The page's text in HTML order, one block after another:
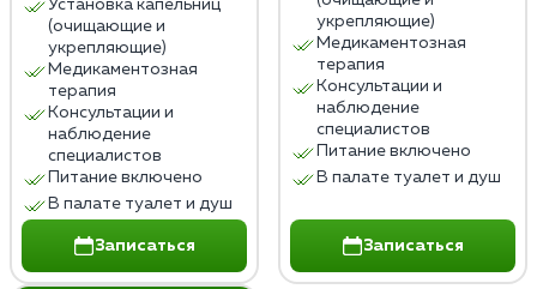
Установка капельниц
(очищающие и
укрепляющие)
Медикаментозная
терапия
Консультации и
наблюдение
специалистов
Питание включено
В палате туалет и душ
Записаться
укрепляющие)
Медикаментозная
терапия
Консультации и
наблюдение
специалистов
Питание включено
В палате туалет и душ
Записаться